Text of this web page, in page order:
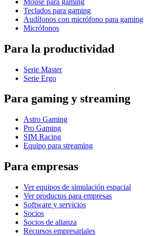
Teclados para gaming
Audífonos con micrófono para gaming
Micrófonos
Para la productividad
Serie Master
Serie Ergo
Para gaming y streaming
Astro Gaming
Pro Gaming
SIM Racing
Equipo para streaming
Para empresas
Ver equipos de simulación espacial
Ver productos para empresas
Software y servicios
Socios
Socios de alianza
Recursos empresariales